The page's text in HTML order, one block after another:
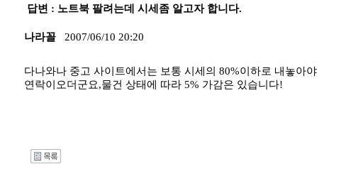
답변 : 노트북 팔려는데 시세좀 알고자 합니다.
나라꼴 2007/06/10 20:20
다나와나 중고 사이트에서는 보통 시세의 80%이하로 내놓아야
연락이오더군요,물건 상태에 따라 5% 가감은 있습니다!